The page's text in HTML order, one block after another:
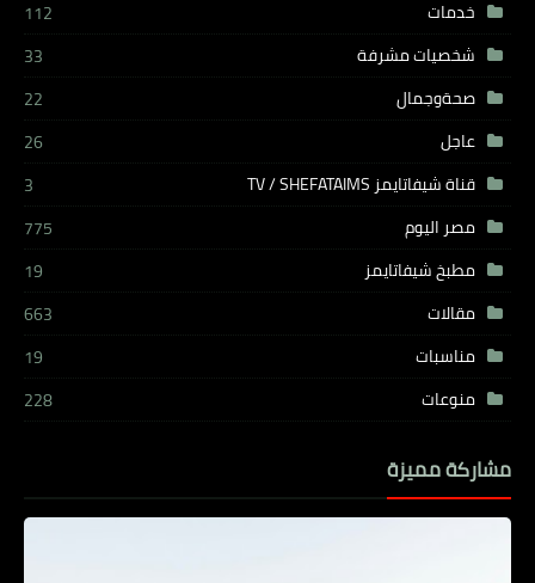
خدمات
112
شخصيات مشرفة
33
صحةوجمال
22
عاجل
26
قناة شيفاتايمز TV / SHEFATAIMS
3
مصر اليوم
775
مطبخ شيفاتايمز
19
مقالات
663
مناسبات
19
منوعات
228
مشاركة مميزة